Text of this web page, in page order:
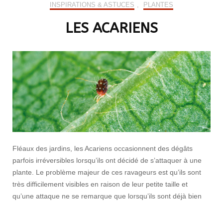
INSPIRATIONS & ASTUCES , PLANTES
LES ACARIENS
Fléaux des jardins, les Acariens occasionnent des dégâts
parfois irréversibles lorsqu’ils ont décidé de s’attaquer à une
plante. Le problème majeur de ces ravageurs est qu’ils sont
très difficilement visibles en raison de leur petite taille et
qu’une attaque ne se remarque que lorsqu’ils sont déjà bien